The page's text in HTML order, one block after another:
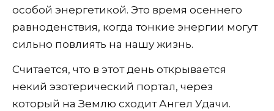
особой энергетикой. Это время осеннего
равноденствия, когда тонкие энергии могут
сильно повлиять на нашу жизнь.
Считается, что в этот день открывается
некий эзотерический портал, через
который на Землю сходит Ангел Удачи.